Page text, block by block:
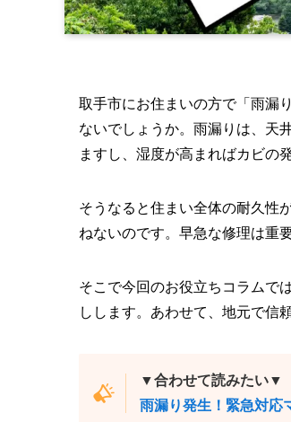
取手市にお住まいの方で「雨漏
ないでしょうか。雨漏りは、天
ますし、湿度が高まればカビの
そうなると住まい全体の耐久性
ねないのです。早急な修理は重
そこで今回のお役立ちコラムで
しします。あわせて、地元で信
▼合わせて読みたい▼
雨漏り発生！緊急対応